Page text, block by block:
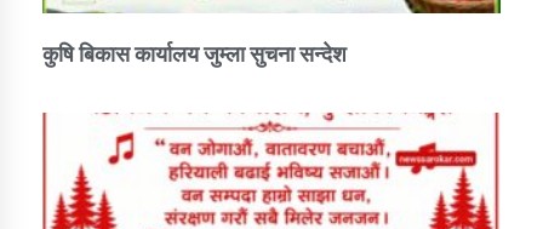
कुषि बिकास कार्यालय जुम्ला सुचना सन्देश